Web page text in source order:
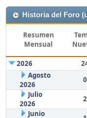
Historia del Foro
Resumen
Mensual
2026
Agosto
2026
0
Julio
2026
2
Junio